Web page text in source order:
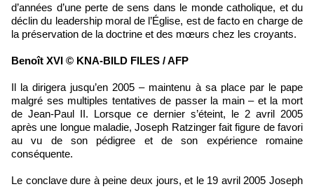
d’années d’une perte de sens dans le monde catholique, et du
déclin du leadership moral de l’Église, est de facto en charge de
la préservation de la doctrine et des mœurs chez les croyants.
Benoît XVI © KNA-BILD FILES / AFP
Il la dirigera jusqu’en 2005 – maintenu à sa place par le pape
malgré ses multiples tentatives de passer la main – et la mort
de Jean-Paul II. Lorsque ce dernier s’éteint, le 2 avril 2005
après une longue maladie, Joseph Ratzinger fait figure de favori
au vu de son pédigree et de son expérience romaine
conséquente.
Le conclave dure à peine deux jours, et le 19 avril 2005 Joseph